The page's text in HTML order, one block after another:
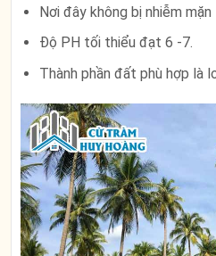
Nơi đây không bị nhiễm
Độ PH tối thiểu đạt 6 -7.
Thành phần đất phù hợp là